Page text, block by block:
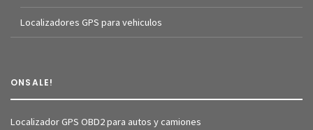
Localizadores GPS para vehiculos
ONSALE!
Localizador GPS OBD2 para autos y camiones